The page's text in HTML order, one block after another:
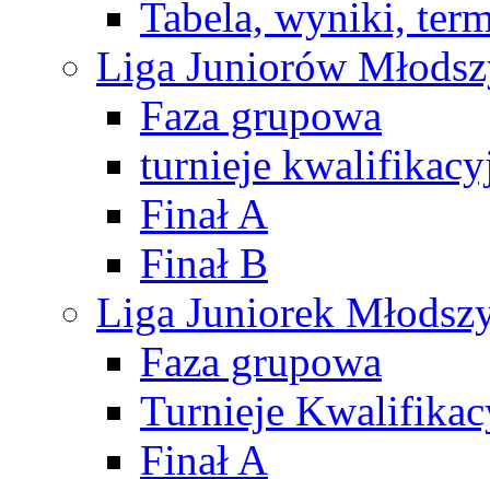
Tabela, wyniki,
Liga Juniorów
Faza grupowa
turnieje
Finał A
Finał B
Liga Juniorek
Faza grupowa
Turnieje
Finał A